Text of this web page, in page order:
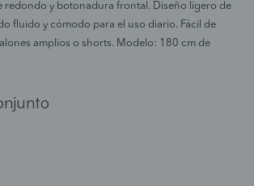
redondo y botonadura frontal. Diseño ligero de
fluido y cómodo para el uso diario. Fácil de
amplios o shorts. Modelo: 180 cm de